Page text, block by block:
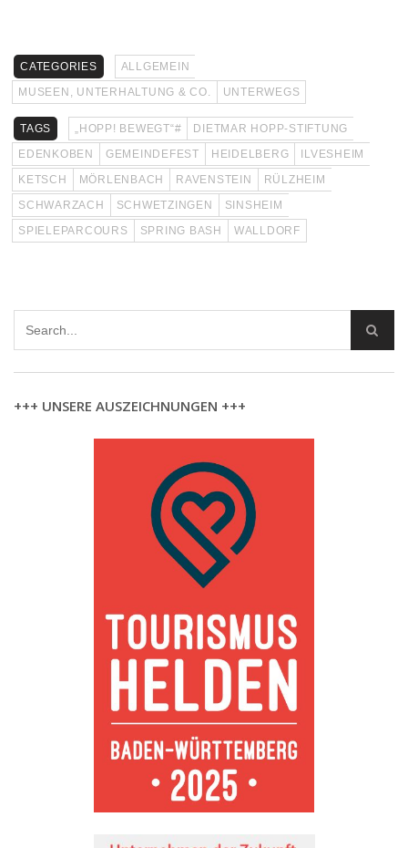
CATEGORIES
ALLGEMEIN
MUSEEN, UNTERHALTUNG & CO.
UNTERWEGS
TAGS „HOPP! BEWEGT“#
DIETMAR HOPP-STIFTUNG
EDENKOBEN
GEMEINDEFEST HEIDELBERG
ILVESHEIM
KETSCH
MÖRLENBACH RAVENSTEIN
RÜLZHEIM
SCHWARZACH
SCHWETZINGEN
SINSHEIM
SPIELEPARCOURS
SPRING BASH WALLDORF
+++ UNSERE AUSZEICHNUNGEN +++